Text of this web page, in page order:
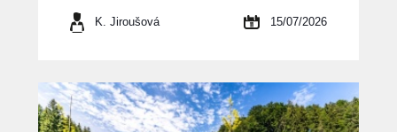
K. Jiroušová 15/07/2026